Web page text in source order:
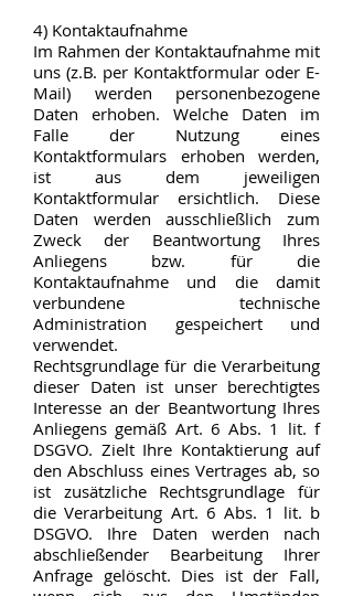
4) Kontaktaufnahme
Im Rahmen der Kontaktaufnahme mit
uns (z.B. per Kontaktformular oder E-
Mail) werden personenbezogene
Daten erhoben. Welche Daten im
Falle der Nutzung eines
Kontaktformulars erhoben werden,
ist aus dem jeweiligen
Kontaktformular ersichtlich. Diese
Daten werden ausschließlich zum
Zweck der Beantwortung Ihres
Anliegens bzw. für die
Kontaktaufnahme und die damit
verbundene technische
Administration gespeichert und
verwendet.
Rechtsgrundlage für die Verarbeitung
dieser Daten ist unser berechtigtes
Interesse an der Beantwortung Ihres
Anliegens gemäß Art. 6 Abs. 1 lit. f
DSGVO. Zielt Ihre Kontaktierung auf
den Abschluss eines Vertrages ab, so
ist zusätzliche Rechtsgrundlage für
die Verarbeitung Art. 6 Abs. 1 lit. b
DSGVO. Ihre Daten werden nach
abschließender Bearbeitung Ihrer
Anfrage gelöscht. Dies ist der Fall,